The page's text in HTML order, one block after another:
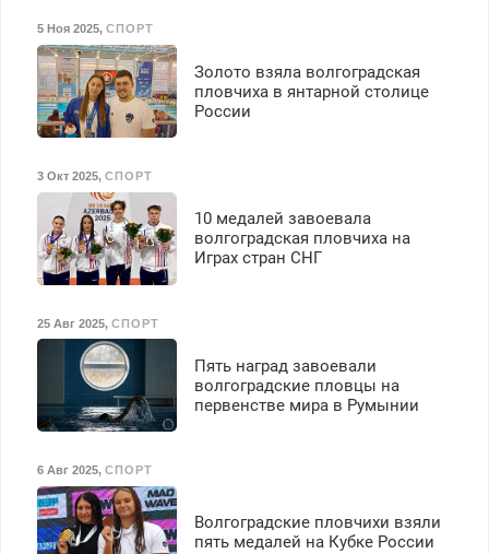
5 Ноя 2025, СПОРТ
Золото взяла волгоградская
пловчиха в янтарной столице
России
3 Окт 2025, СПОРТ
10 медалей завоевала
волгоградская пловчиха на
Играх стран СНГ
25 Авг 2025, СПОРТ
Пять наград завоевали
волгоградские пловцы на
первенстве мира в Румынии
6 Авг 2025, СПОРТ
Волгоградские пловчихи взяли
пять медалей на Кубке России